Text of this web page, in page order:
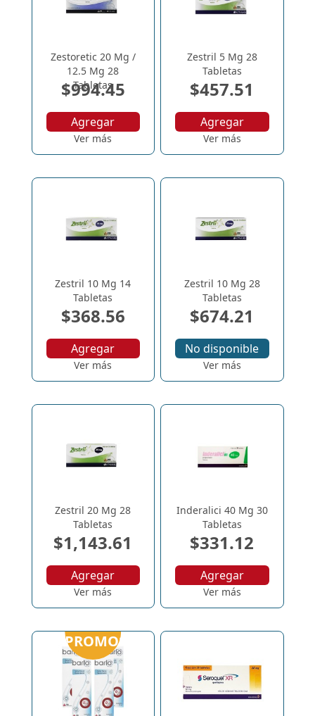
Zestoretic 20 Mg /
12.5 Mg 28
Tabletas
$994.45
Agregar
Ver más
Zestril 5 Mg 28
Tabletas
$457.51
Agregar
Ver más
Zestril 10 Mg 14
Tabletas
$368.56
Agregar
Ver más
Zestril 10 Mg 28
Tabletas
$674.21
No disponible
Ver más
Zestril 20 Mg 28
Tabletas
$1,143.61
Agregar
Ver más
Inderalici 40 Mg 30
Tabletas
$331.12
Agregar
Ver más
PROMOS